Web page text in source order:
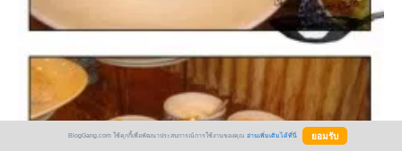
BlogGang.com ใช้คุกกี้เพื่อพัฒนาประสบการณ์การใช้งานของคุณ อ่านเพิ่มเติมได้ที่นี่